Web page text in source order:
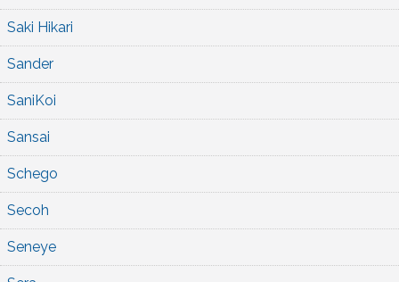
Saki Hikari
Sander
SaniKoi
Sansai
Schego
Secoh
Seneye